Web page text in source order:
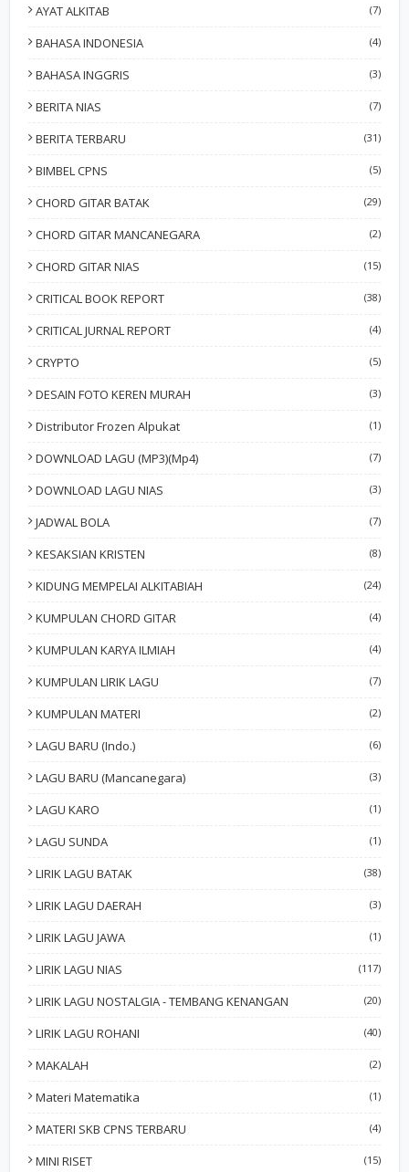
AYAT ALKITAB (7)
BAHASA INDONESIA (4)
BAHASA INGGRIS (3)
BERITA NIAS (7)
BERITA TERBARU (31)
BIMBEL CPNS (5)
CHORD GITAR BATAK (29)
CHORD GITAR MANCANEGARA (2)
CHORD GITAR NIAS (15)
CRITICAL BOOK REPORT (38)
CRITICAL JURNAL REPORT (4)
CRYPTO (5)
DESAIN FOTO KEREN MURAH (3)
Distributor Frozen Alpukat (1)
DOWNLOAD LAGU (MP3)(Mp4) (7)
DOWNLOAD LAGU NIAS (3)
JADWAL BOLA (7)
KESAKSIAN KRISTEN (8)
KIDUNG MEMPELAI ALKITABIAH (24)
KUMPULAN CHORD GITAR (4)
KUMPULAN KARYA ILMIAH (4)
KUMPULAN LIRIK LAGU (7)
KUMPULAN MATERI (2)
LAGU BARU (Indo.) (6)
LAGU BARU (Mancanegara) (3)
LAGU KARO (1)
LAGU SUNDA (1)
LIRIK LAGU BATAK (38)
LIRIK LAGU DAERAH (3)
LIRIK LAGU JAWA (1)
LIRIK LAGU NIAS (117)
LIRIK LAGU NOSTALGIA - TEMBANG KENANGAN (20)
LIRIK LAGU ROHANI (40)
MAKALAH (2)
Materi Matematika (1)
MATERI SKB CPNS TERBARU (4)
MINI RISET (15)